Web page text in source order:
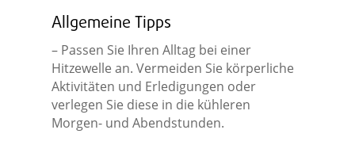
Allgemeine Tipps
– Passen Sie Ihren Alltag bei einer
Hitzewelle an. Vermeiden Sie körperliche
Aktivitäten und Erledigungen oder
verlegen Sie diese in die kühleren
Morgen- und Abendstunden.